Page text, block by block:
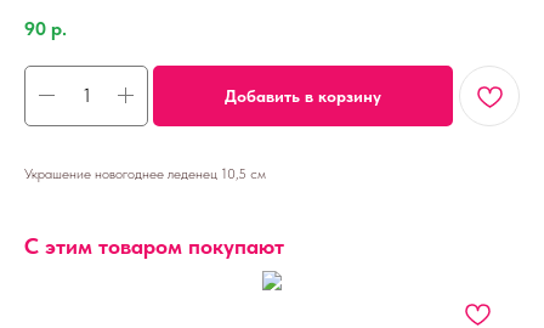
90 р.
Добавить в корзину
Украшение новогоднее леденец 10,5 см
С этим товаром покупают